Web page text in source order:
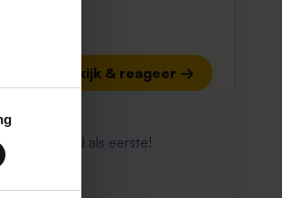
Bekijk & reageer →
ben je altijd als eerste!